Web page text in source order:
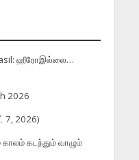
ஹீரோஇல்லை…
2026
7, 2026)
காலம் கடந்தும் வாழும்